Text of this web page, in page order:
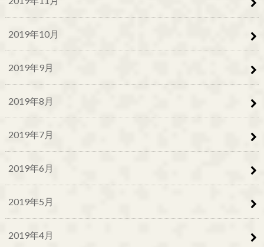
2019年10月
2019年9月
2019年8月
2019年7月
2019年6月
2019年5月
2019年4月